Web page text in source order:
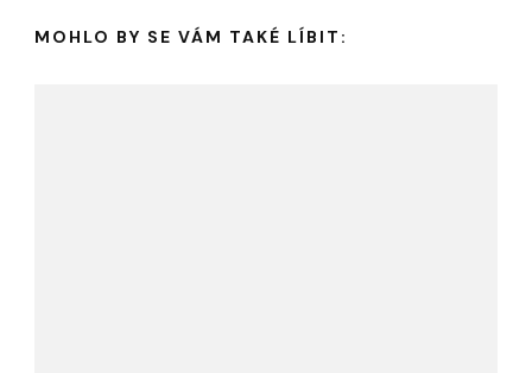
MOHLO BY SE VÁM TAKÉ LÍBIT: